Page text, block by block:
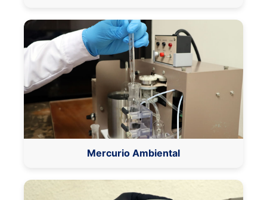
Mercurio Ambiental